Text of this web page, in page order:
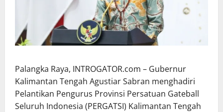
Palangka Raya, INTROGATOR.com – Gubernur
Kalimantan Tengah Agustiar Sabran menghadiri
Pelantikan Pengurus Provinsi Persatuan Gateball
Seluruh Indonesia (PERGATSI) Kalimantan Tengah